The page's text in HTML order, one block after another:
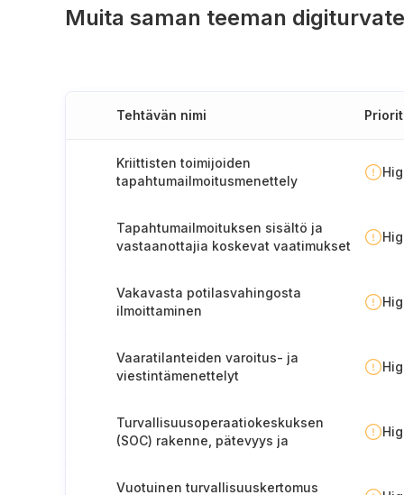
Muita saman teeman
Tehtävän nimi
Kriittisten toimijoiden
tapahtumailmoitusmenettely
Tapahtumailmoituksen sisältö ja
vastaanottajia koskevat vaatimukset
Vakavasta potilasvahingosta
ilmoittaminen
Vaaratilanteiden varoitus- ja
viestintämenettelyt
Turvallisuusoperaatiokeskuksen
(SOC) rakenne, pätevyys ja
Vuotuinen turvallisuuskertomus